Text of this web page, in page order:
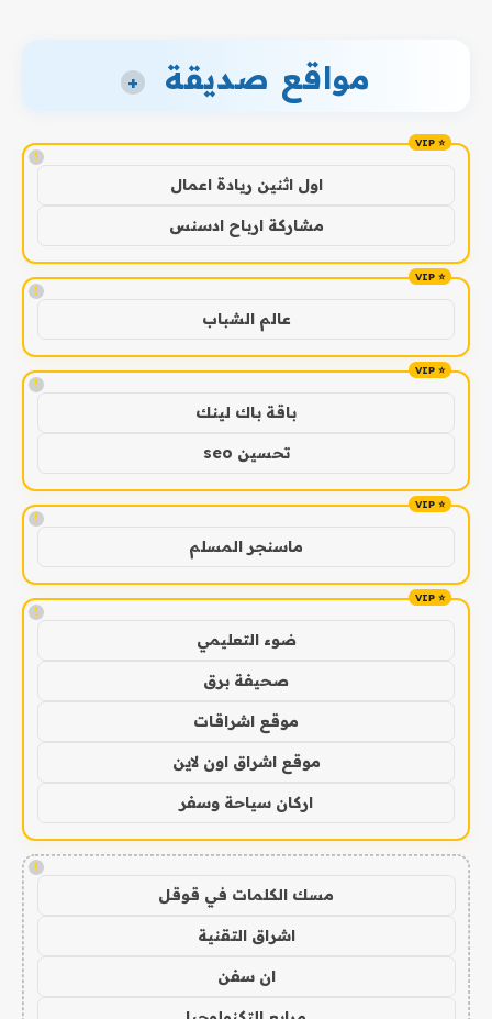
مواقع صديقة +
!
اول اثنين ريادة اعمال
مشاركة ارباح ادسنس
!
عالم الشباب
!
باقة باك لينك
تحسين seo
!
ماسنجر المسلم
!
ضوء التعليمي
صحيفة برق
موقع اشراقات
موقع اشراق اون لاين
اركان سياحة وسفر
!
مسك الكلمات في قوقل
اشراق التقنية
ان سفن